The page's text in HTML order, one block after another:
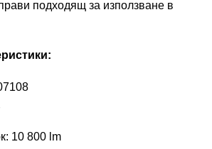
подходящ за използване в
10 800 lm